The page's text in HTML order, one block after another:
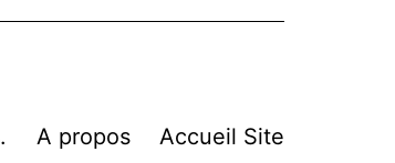
A propos Accueil Site